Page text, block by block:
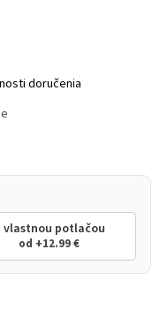
doručenia
vlastnou potlačou
od +12.99 €